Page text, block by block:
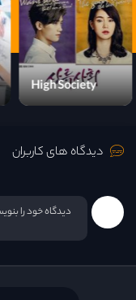
High Society
دیدگاه های کاربران